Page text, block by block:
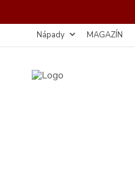
Nápady MAGAZÍN